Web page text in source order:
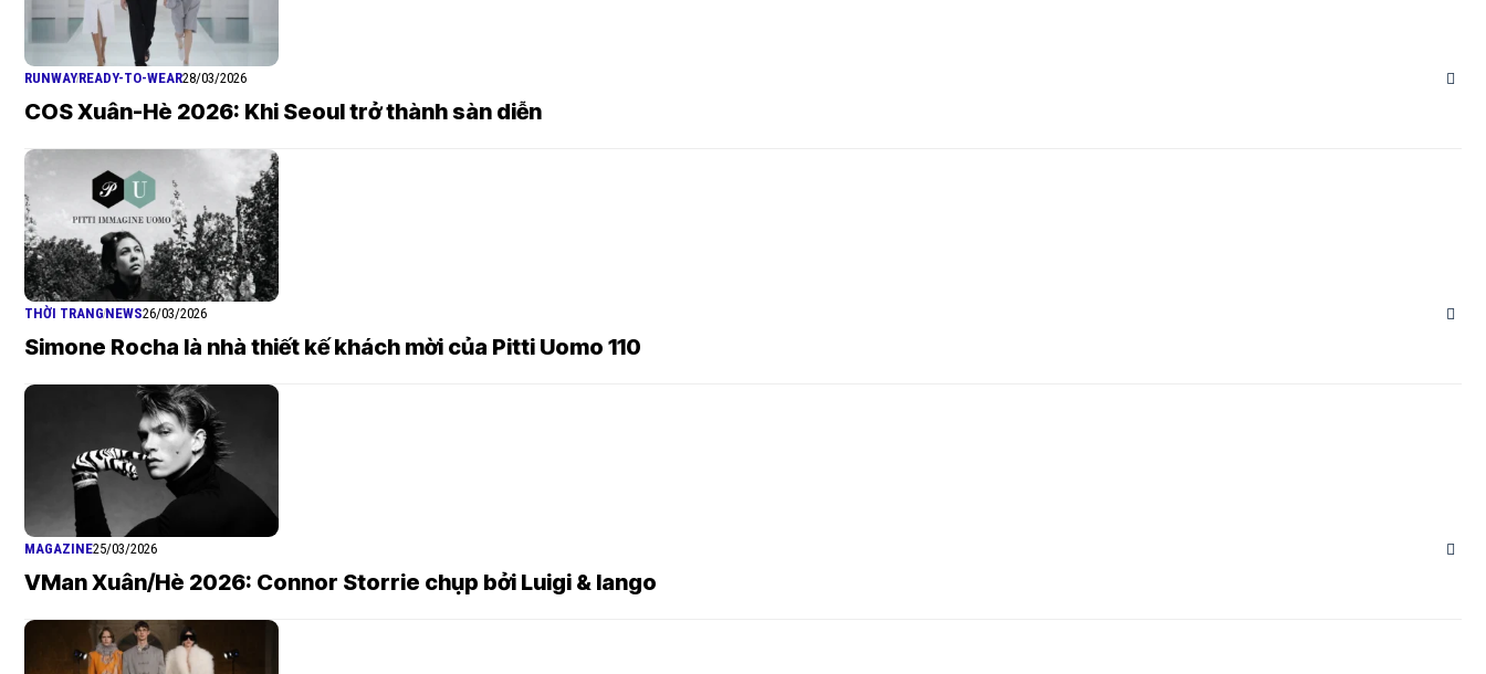
RUNWAYREADY-TO-WEAR28/03/2026
COS Xuân-Hè 2026: Khi Seoul trở thành sàn diễn
THỜI TRANGNEWS26/03/2026
Simone Rocha là nhà thiết kế khách mời của Pitti Uomo 110
MAGAZINE25/03/2026
VMan Xuân/Hè 2026: Connor Storrie chụp bởi Luigi & Iango